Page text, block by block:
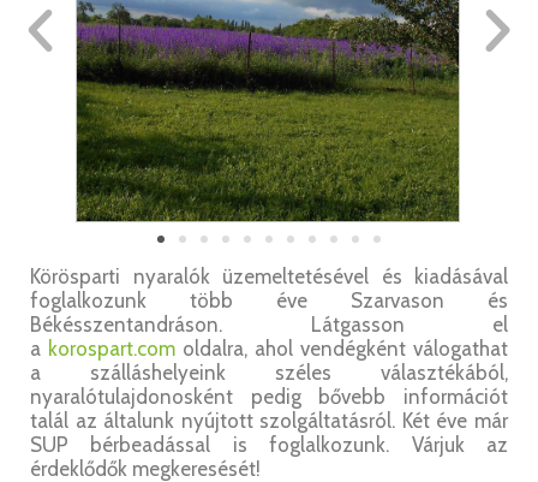
Körösparti nyaralók üzemeltetésével és kiadásával
foglalkozunk több éve Szarvason és
Békésszentandráson. Látgasson el
a korospart.com oldalra, ahol vendégként válogathat
a szálláshelyeink széles választékából,
nyaralótulajdonosként pedig bővebb információt
talál az általunk nyújtott szolgáltatásról. Két éve már
SUP bérbeadással is foglalkozunk. Várjuk az
érdeklődők megkeresését!